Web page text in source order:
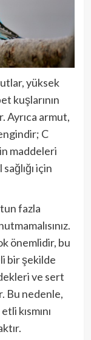
yüksek
kuşlarının
Ayrıca armut,
C
maddeleri
için
fazla
önemlidir, bu
bir şekilde
ve sert
Bu nedenle,
kısmını